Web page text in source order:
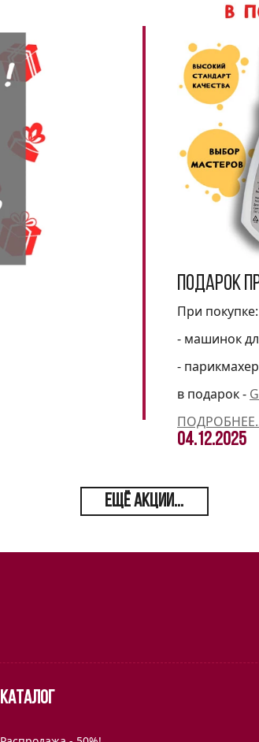
Подарок
При покупке:
- машинок
-
в подарок -
04.12.2025
ЕЩЁ АКЦИИ...
Каталог